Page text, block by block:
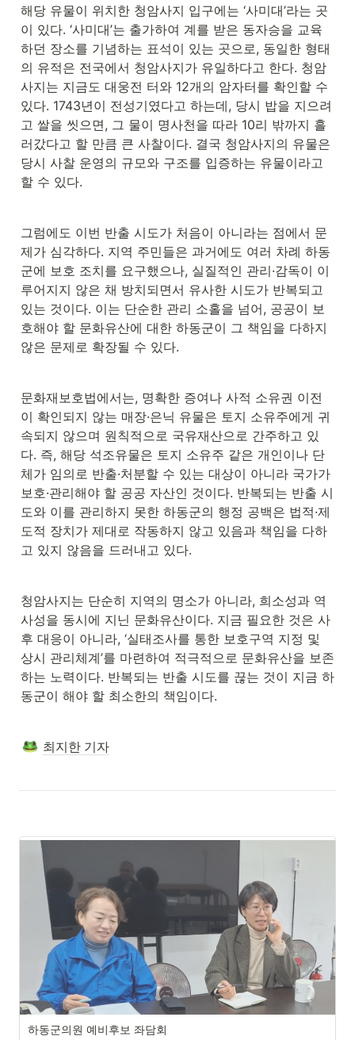
해당 유물이 위치한 청암사지 입구에는 ‘사미대’라는 곳
이 있다. ‘사미대’는 출가하여 계를 받은 동자승을 교육
하던 장소를 기념하는 표석이 있는 곳으로, 동일한 형태
의 유적은 전국에서 청암사지가 유일하다고 한다. 청암
사지는 지금도 대웅전 터와 12개의 암자터를 확인할 수
있다. 1743년이 전성기였다고 하는데, 당시 밥을 지으려
고 쌀을 씻으면, 그 물이 명사천을 따라 10리 밖까지 흘
러갔다고 할 만큼 큰 사찰이다. 결국 청암사지의 유물은
당시 사찰 운영의 규모와 구조를 입증하는 유물이라고
할 수 있다.
그럼에도 이번 반출 시도가 처음이 아니라는 점에서 문
제가 심각하다. 지역 주민들은 과거에도 여러 차례 하동
군에 보호 조치를 요구했으나, 실질적인 관리·감독이 이
루어지지 않은 채 방치되면서 유사한 시도가 반복되고
있는 것이다. 이는 단순한 관리 소홀을 넘어, 공공이 보
호해야 할 문화유산에 대한 하동군이 그 책임을 다하지
않은 문제로 확장될 수 있다.
문화재보호법에서는, 명확한 증여나 사적 소유권 이전
이 확인되지 않는 매장·은닉 유물은 토지 소유주에게 귀
속되지 않으며 원칙적으로 국유재산으로 간주하고 있
다. 즉, 해당 석조유물은 토지 소유주 같은 개인이나 단
체가 임의로 반출·처분할 수 있는 대상이 아니라 국가가
보호·관리해야 할 공공 자산인 것이다. 반복되는 반출 시
도와 이를 관리하지 못한 하동군의 행정 공백은 법적·제
도적 장치가 제대로 작동하지 않고 있음과 책임을 다하
고 있지 않음을 드러내고 있다.
청암사지는 단순히 지역의 명소가 아니라, 희소성과 역
사성을 동시에 지닌 문화유산이다. 지금 필요한 것은 사
후 대응이 아니라, ‘실태조사를 통한 보호구역 지정 및
상시 관리체계’를 마련하여 적극적으로 문화유산을 보존
하는 노력이다. 반복되는 반출 시도를 끊는 것이 지금 하
동군이 해야 할 최소한의 책임이다.
최지한 기자
하동 시민사회를 대표하는 2명의 활동가가 이번 지방선거에 출
하동군의원 예비후보 좌담회